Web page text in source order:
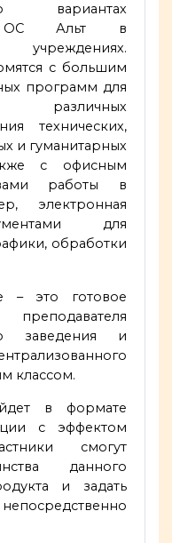
вариантах
ОС Альт в
учреждениях.
с большим
программ для
различных
технических,
и гуманитарных
с офисным
работы в
электронная
для
обработки
– это готовое
заведения и
классом.
в формате
с эффектом
смогут
данного
и задать